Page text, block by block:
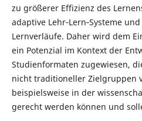
zu größerer Effizienz des
adaptive Lehr‐Lern‐Systeme
Lernverläufe. Daher wird dem
ein Potenzial im Kontext der
Studienformaten zugewiesen,
nicht traditioneller Zielgruppen
beispielsweise in der
gerecht werden können und